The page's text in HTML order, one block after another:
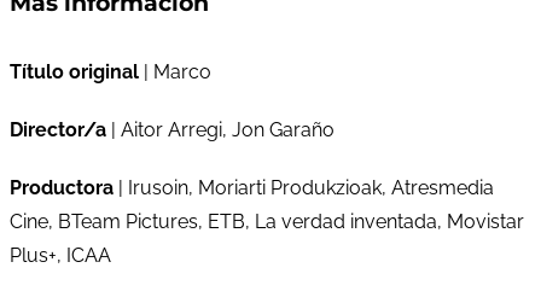
Título original | Marco
Director/a | Aitor Arregi, Jon Garaño
Productora | Irusoin, Moriarti Produkzioak, Atresmedia
Cine, BTeam Pictures, ETB, La verdad inventada, Movistar
Plus+, ICAA